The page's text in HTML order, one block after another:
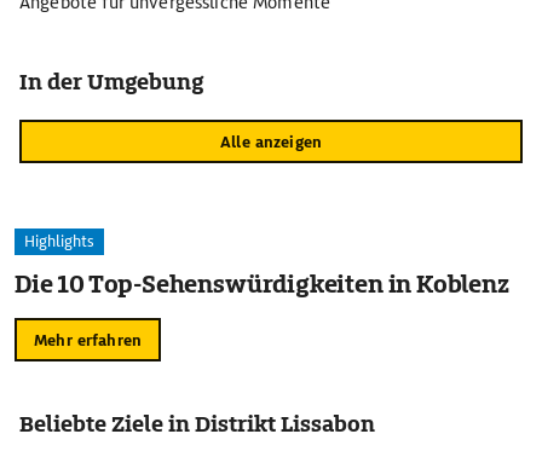
In der Umgebung
Alle anzeigen
Highlights
Die 10 Top-Sehenswürdigkeiten in Koblenz
Mehr erfahren
Beliebte Ziele in Distrikt Lissabon